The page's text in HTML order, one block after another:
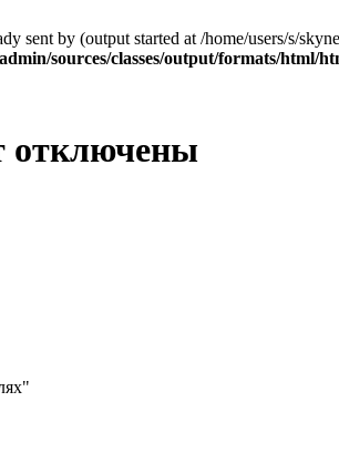
sent by (output started at /home/users/s/
sources/classes/output/formats/html/
отключены